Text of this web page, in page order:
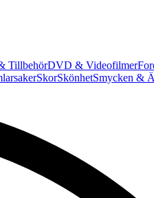
TillbehörDVD & Videofilmer
SkorSkönhetSmycken &